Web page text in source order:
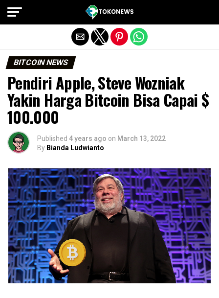
BITCOIN NEWS
Pendiri Apple, Steve Wozniak
Yakin Harga Bitcoin Bisa Capai $
100.000
Published 4 years ago on March 13, 2022
By Bianda Ludwianto
Exit mobile version